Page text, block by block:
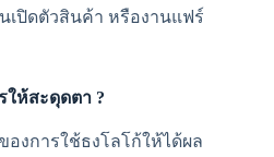
เปิดตัวสินค้า หรืองานแฟร์
ให้สะดุดตา ?
งการใช้ธงโลโก้ให้ได้ผล